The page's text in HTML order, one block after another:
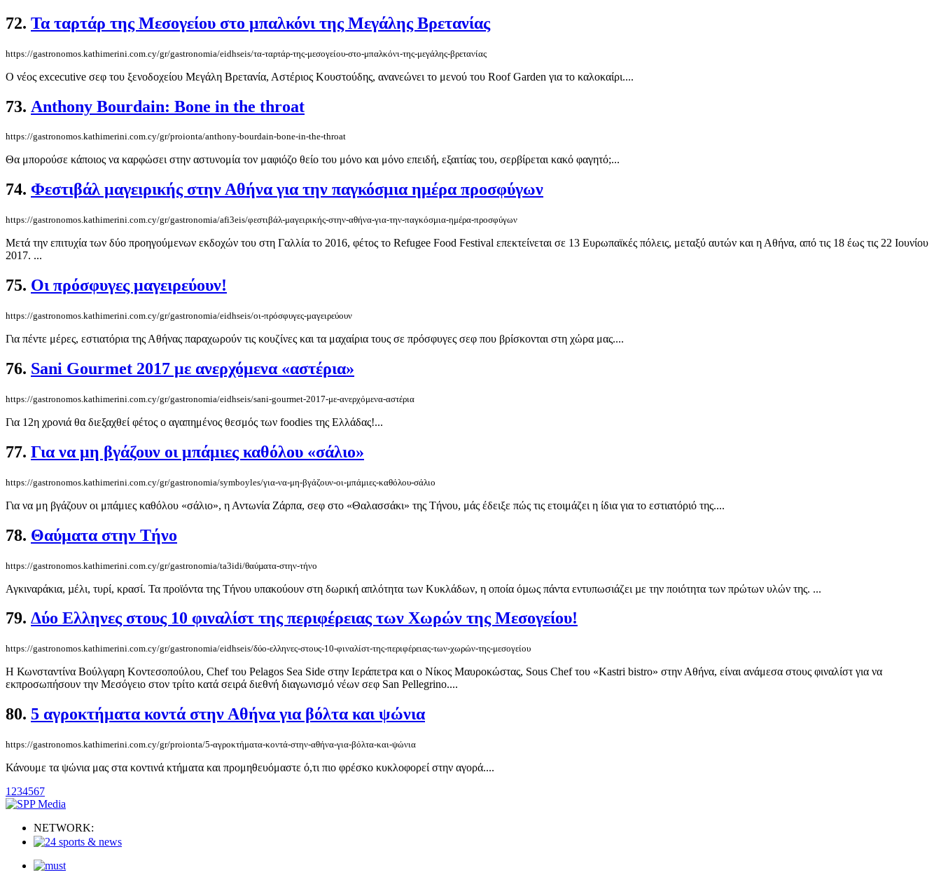
72. Τα ταρτάρ της Μεσογείου στο μπαλκόνι της Μεγάλης Βρετανίας
https://gastronomos.kathimerini.com.cy/gr/gastronomia/eidhseis/τα-ταρτάρ-της-μεσογείου-στο-μπαλκόνι-της-μεγάλης-βρετανίας
Ο νέος excecutive σεφ του ξενοδοχείου Μεγάλη Βρετανία, Αστέριος Κουστούδης, ανανεώνει το μενού του Roof Garden για το καλοκαίρι....
73. Anthony Bourdain: Bone in the throat
https://gastronomos.kathimerini.com.cy/gr/proionta/anthony-bourdain-bone-in-the-throat
Θα μπορούσε κάποιος να καρφώσει στην αστυνομία τον μαφιόζο θείο του μόνο και μόνο επειδή, εξαιτίας του, σερβίρεται κακό φαγητό;...
74. Φεστιβάλ μαγειρικής στην Αθήνα για την παγκόσμια ημέρα προσφύγων
https://gastronomos.kathimerini.com.cy/gr/gastronomia/afi3eis/φεστιβάλ-μαγειρικής-στην-αθήνα-για-την-παγκόσμια-ημέρα-προσφύγων
Μετά την επιτυχία των δύο προηγούμενων εκδοχών του στη Γαλλία το 2016, φέτος το Refugee Food Festival επεκτείνεται σε 13 Ευρωπαϊκές πόλεις, μεταξύ αυτών και η Αθήνα, από τις 18 έως τις 22 Ιουνίου
2017. ...
75. Οι πρόσφυγες μαγειρεύουν!
https://gastronomos.kathimerini.com.cy/gr/gastronomia/eidhseis/οι-πρόσφυγες-μαγειρεύουν
Για πέντε μέρες, εστιατόρια της Αθήνας παραχωρούν τις κουζίνες και τα μαχαίρια τους σε πρόσφυγες σεφ που βρίσκονται στη χώρα μας....
76. Sani Gourmet 2017 με ανερχόμενα «αστέρια»
https://gastronomos.kathimerini.com.cy/gr/gastronomia/eidhseis/sani-gourmet-2017-με-ανερχόμενα-αστέρια
Για 12η χρονιά θα διεξαχθεί φέτος ο αγαπημένος θεσμός των foodies της Ελλάδας!...
77. Για να μη βγάζουν οι μπάμιες καθόλου «σάλιο»
https://gastronomos.kathimerini.com.cy/gr/gastronomia/symboyles/για-να-μη-βγάζουν-οι-μπάμιες-καθόλου-σάλιο
Για να μη βγάζουν οι μπάμιες καθόλου «σάλιο», η Αντωνία Ζάρπα, σεφ στο «Θαλασσάκι» της Τήνου, μάς έδειξε πώς τις ετοιμάζει η ίδια για το εστιατόριό της....
78. Θαύµατα στην Τήνο
https://gastronomos.kathimerini.com.cy/gr/gastronomia/ta3idi/θαύµατα-στην-τήνο
Αγκιναράκια, µέλι, τυρί, κρασί. Τα προϊόντα της Τήνου υπακούουν στη δωρική απλότητα των Κυκλάδων, η οποία όµως πάντα εντυπωσιάζει µε την ποιότητα των πρώτων υλών της. ...
79. Δύο Ελληνες στους 10 φιναλίστ της περιφέρειας των Χωρών της Μεσογείου!
https://gastronomos.kathimerini.com.cy/gr/gastronomia/eidhseis/δύο-ελληνες-στους-10-φιναλίστ-της-περιφέρειας-των-χωρών-της-μεσογείου
Η Κωνσταντίνα Βούλγαρη Κοντεσοπούλου, Chef του Pelagos Sea Side στην Ιεράπετρα και ο Νίκος Μαυροκώστας, Sous Chef του «Kastri bistro» στην Αθήνα, είναι ανάμεσα στους φιναλίστ για να
εκπροσωπήσουν την Μεσόγειο στον τρίτο κατά σειρά διεθνή διαγωνισμό νέων σεφ San Pellegrino....
80. 5 αγροκτήματα κοντά στην Αθήνα για βόλτα και ψώνια
https://gastronomos.kathimerini.com.cy/gr/proionta/5-αγροκτήματα-κοντά-στην-αθήνα-για-βόλτα-και-ψώνια
Κάνουμε τα ψώνια μας στα κοντινά κτήματα και προμηθευόμαστε ό,τι πιο φρέσκο κυκλοφορεί στην αγορά....
1 234567
NETWORK: